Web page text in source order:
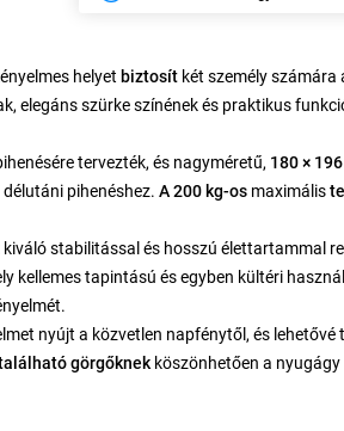
helyet biztosít két személy számára
elegáns szürke színének és praktikus
tervezték, és nagyméretű, 180 ×
pihenéshez. A 200 kg-os maximális
kiváló stabilitással és hosszú élettartammal
kellemes tapintású és egyben kültéri
nyújt a közvetlen napfénytől, és
görgőknek köszönhetően a